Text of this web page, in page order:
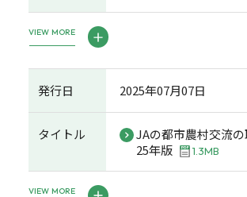
VIEW MORE
発行日 2025年07月07日
タイトル
JAの都市農村交流
25年版
1.3MB
VIEW MORE